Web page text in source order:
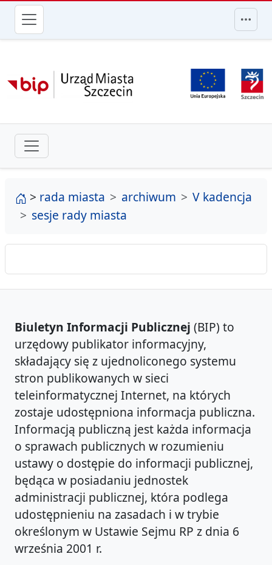
przejdź do głównego menu
strona główna
> rada miasta archiwum
V kadencja
sesje rady miasta
Biuletyn Informacji Publicznej (BIP) to
urzędowy publikator informacyjny,
składający się z ujednoliconego systemu
stron publikowanych w sieci
teleinformatycznej Internet, na których
zostaje udostępniona informacja publiczna.
Informacją publiczną jest każda informacja
o sprawach publicznych w rozumieniu
ustawy o dostępie do informacji publicznej,
będąca w posiadaniu jednostek
administracji publicznej, która podlega
udostępnieniu na zasadach i w trybie
określonym w Ustawie Sejmu RP z dnia 6
września 2001 r.